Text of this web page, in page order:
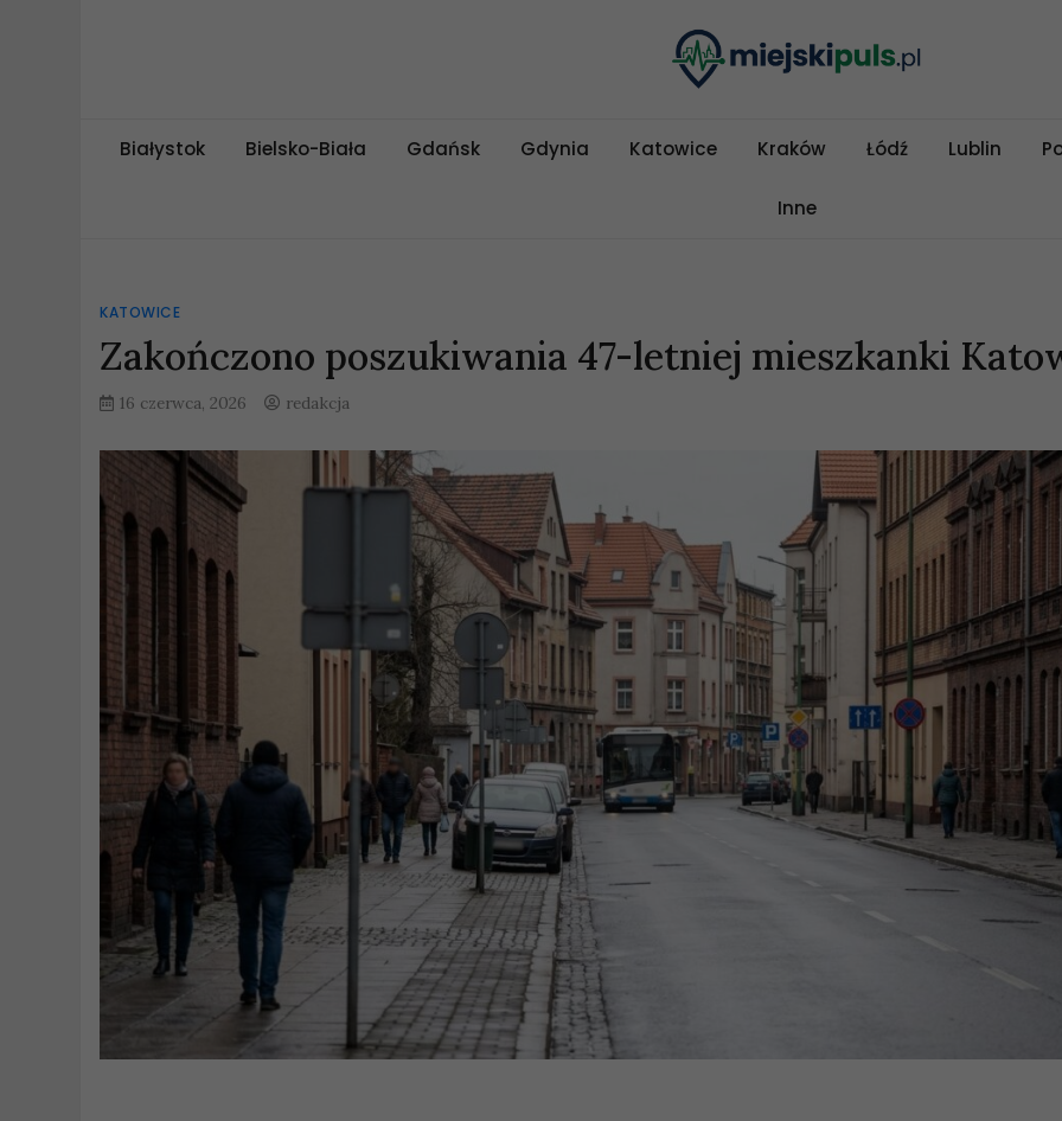
miejskipuls.pl
Białystok Bielsko-Biała Gdańsk Gdynia Katowice Kraków Łódź Lublin
Inne
KATOWICE
Zakończono poszukiwania 47-letniej mieszkanki
16 czerwca, 2026 redakcja